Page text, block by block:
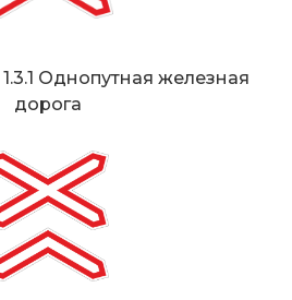
Однопутная железная
дорога